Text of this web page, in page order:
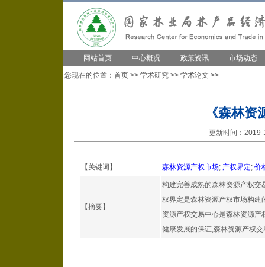
网站首页 中心概况 政策资讯 市场动态
您现在的位置： 首页 >> 学术研究 >> 学术论文 >>
《森林
更新时间：
【关键词】 森林资源产权市场; 产权界定; 价
【摘要】
构建完善成熟的森林资源产权交
权界定是森林资源产权市场构建
资源产权交易中心是森林资源
健康发展的保证,森林资源产权